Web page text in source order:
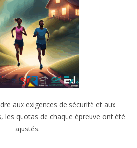
aux exigences de sécurité et aux
les quotas de chaque épreuve ont été
ajustés.